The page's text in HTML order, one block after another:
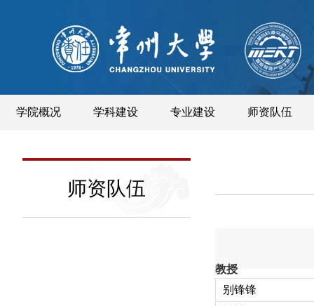
学院概况 学科建设 专业建设 师资队伍
师资队伍
教授
别锋锋